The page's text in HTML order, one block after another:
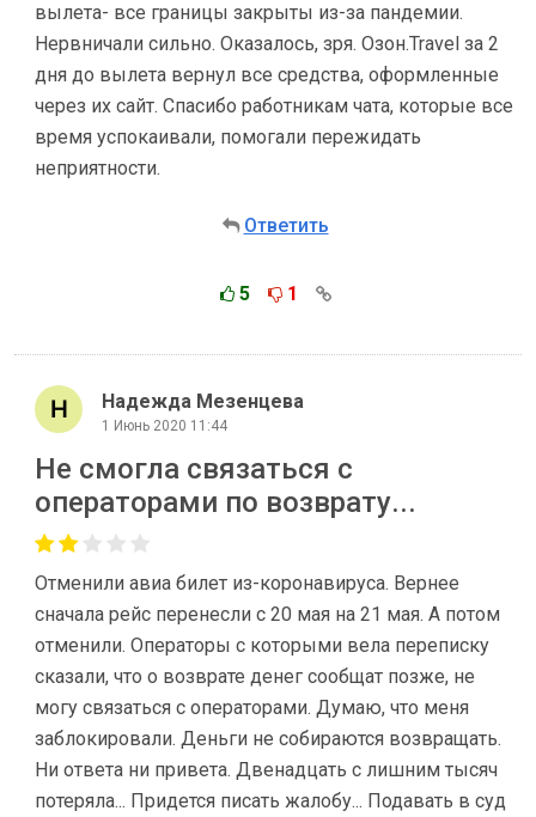
вылета- все границы закрыты из-за пандемии.
Нервничали сильно. Оказалось, зря. Озон.Travel за 2
дня до вылета вернул все средства, оформленные
через их сайт. Спасибо работникам чата, которые все
время успокаивали, помогали пережидать
неприятности.
Ответить
5 1
Надежда Мезенцева
1 Июнь 2020 11:44
Не смогла связаться с
операторами по возврату...
Отменили авиа билет из-коронавируса. Вернее
сначала рейс перенесли с 20 мая на 21 мая. А потом
отменили. Операторы с которыми вела переписку
сказали, что о возврате денег сообщат позже, не
могу связаться с операторами. Думаю, что меня
заблокировали. Деньги не собираются возвращать.
Ни ответа ни привета. Двенадцать с лишним тысяч
потеряла... Придется писать жалобу... Подавать в суд